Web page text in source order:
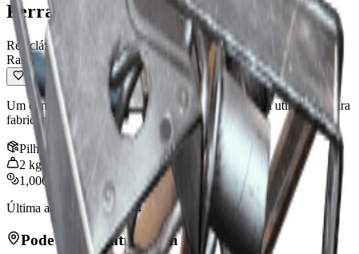
Ferramentas enferrujadas
Reciclável
Raro
Um conjunto de ferramentas, enferrujadas mas ainda utilizáveis para
fabricação.
Pilha:
2 kg
1,000
Última atualização
:Feb 24, 2026
Pode ser encontrado em